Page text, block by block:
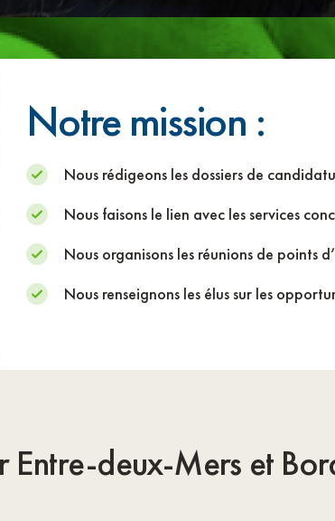
Notre mission :
Nous rédigeons les dossiers de
Nous faisons le lien avec les services
Nous organisons les réunions de points
Nous renseignons les élus sur les
deux-Mers et